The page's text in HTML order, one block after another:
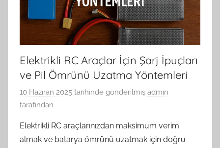
Elektrikli RC Araçlar İçin Şarj İpuçları
ve Pil Ömrünü Uzatma Yöntemleri
10 Haziran 2025 tarihinde gönderilmiş admin
tarafından
Elektrikli RC araçlarınızdan maksimum verim
almak ve batarya ömrünü uzatmak için doğru